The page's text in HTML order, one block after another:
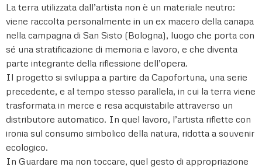
La terra utilizzata dall’artista non è un materiale neutro:
viene raccolta personalmente in un ex macero della canapa
nella campagna di San Sisto (Bologna), luogo che porta con
sé una stratificazione di memoria e lavoro, e che diventa
parte integrante della riflessione dell’opera.
Il progetto si sviluppa a partire da Capofortuna, una serie
precedente, e al tempo stesso parallela, in cui la terra viene
trasformata in merce e resa acquistabile attraverso un
distributore automatico. In quel lavoro, l’artista riflette con
ironia sul consumo simbolico della natura, ridotta a souvenir
ecologico.
In Guardare ma non toccare, quel gesto di appropriazione